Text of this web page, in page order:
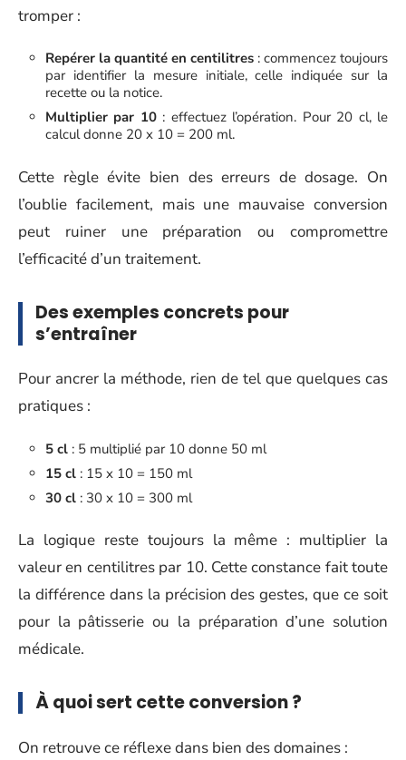
tromper :
Repérer la quantité en centilitres : commencez toujours
par identifier la mesure initiale, celle indiquée sur la
recette ou la notice.
Multiplier par 10: effectuez l’opération. Pour 20 cl, le
calcul donne 20 x 10 = 200 ml.
Cette règle évite bien des erreurs de dosage. On
l’oublie facilement, mais une mauvaise conversion
peut ruiner une préparation ou compromettre
l’efficacité d’un traitement.
Des exemples concrets pour
s’entraîner
Pour ancrer la méthode, rien de tel que quelques cas
pratiques :
5 cl : 5 multiplié par 10 donne 50 ml
15 cl : 15 x 10 = 150 ml
30 cl : 30 x 10 = 300 ml
La logique reste toujours la même : multiplier la
valeur en centilitres par 10. Cette constance fait toute
la différence dans la précision des gestes, que ce soit
pour la pâtisserie ou la préparation d’une solution
médicale.
À quoi sert cette conversion ?
On retrouve ce réflexe dans bien des domaines :